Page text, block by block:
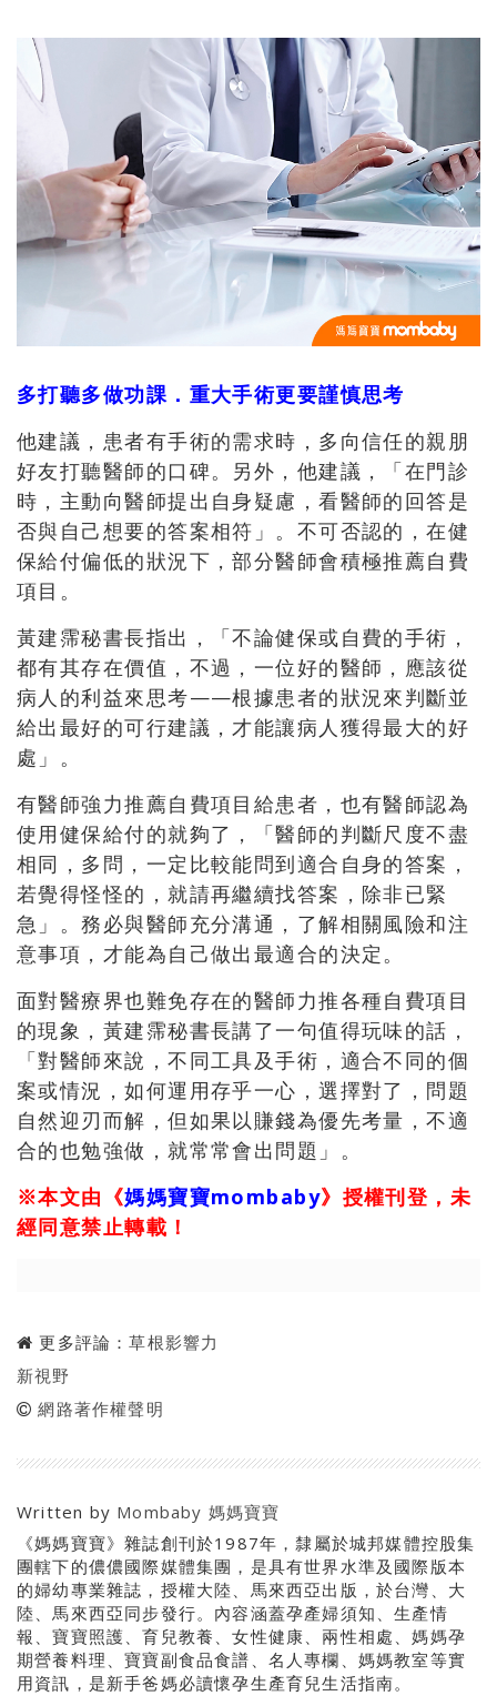
多打聽多做功課．重大手術更要謹慎思考
他建議，患者有手術的需求時，多向信任的親朋
好友打聽醫師的口碑。另外，他建議，「在門診
時，主動向醫師提出自身疑慮，看醫師的回答是
否與自己想要的答案相符」。不可否認的，在健
保給付偏低的狀況下，部分醫師會積極推薦自費
項目。
黃建霈秘書長指出，「不論健保或自費的手術，
都有其存在價值，不過，一位好的醫師，應該從
病人的利益來思考——根據患者的狀況來判斷並
給出最好的可行建議，才能讓病人獲得最大的好
處」。
有醫師強力推薦自費項目給患者，也有醫師認為
使用健保給付的就夠了，「醫師的判斷尺度不盡
相同，多問，一定比較能問到適合自身的答案，
若覺得怪怪的，就請再繼續找答案，除非已緊
急」。務必與醫師充分溝通，了解相關風險和注
意事項，才能為自己做出最適合的決定。
面對醫療界也難免存在的醫師力推各種自費項目
的現象，黃建霈秘書長講了一句值得玩味的話，
「對醫師來說，不同工具及手術，適合不同的個
案或情況，如何運用存乎一心，選擇對了，問題
自然迎刃而解，但如果以賺錢為優先考量，不適
合的也勉強做，就常常會出問題」。
※本文由《媽媽寶寶mombaby》授權刊登，未
經同意禁止轉載！
更多評論：草根影響力
新視野
網路著作權聲明
Written by Mombaby 媽媽寶寶
《媽媽寶寶》雜誌創刊於1987年，隸屬於城邦媒體控股集
團轄下的儂儂國際媒體集團，是具有世界水準及國際版本
的婦幼專業雜誌，授權大陸、馬來西亞出版，於台灣、大
陸、馬來西亞同步發行。內容涵蓋孕產婦須知、生產情
報、寶寶照護、育兒教養、女性健康、兩性相處、媽媽孕
期營養料理、寶寶副食品食譜、名人專欄、媽媽教室等實
用資訊，是新手爸媽必讀懷孕生產育兒生活指南。